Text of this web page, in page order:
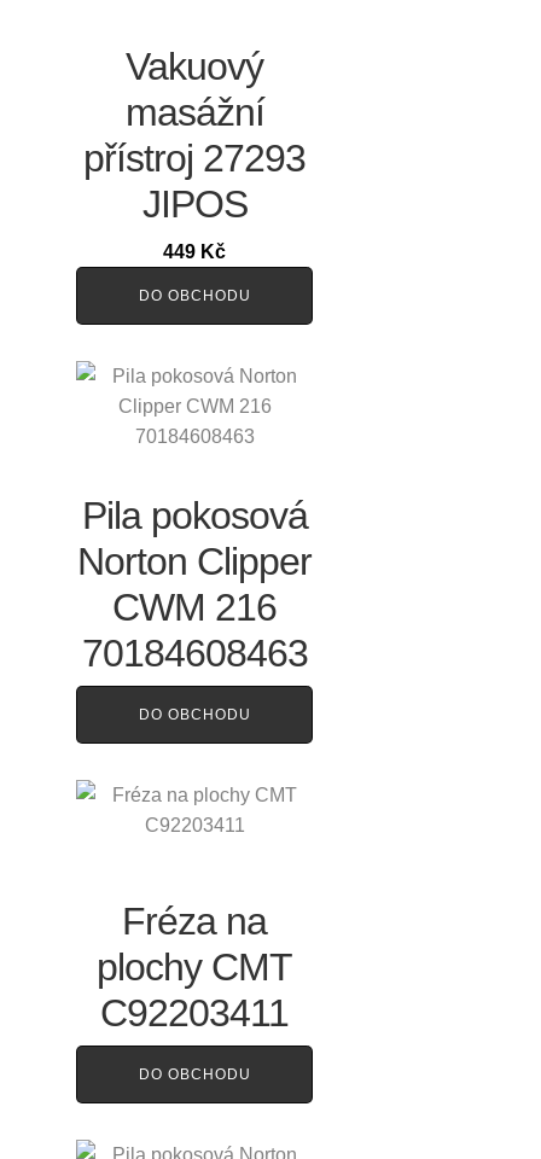
Vakuový
masážní
přístroj 27293
JIPOS
449 Kč
DO OBCHODU
Pila pokosová
Norton Clipper
CWM 216
70184608463
DO OBCHODU
Fréza na
plochy CMT
C92203411
DO OBCHODU